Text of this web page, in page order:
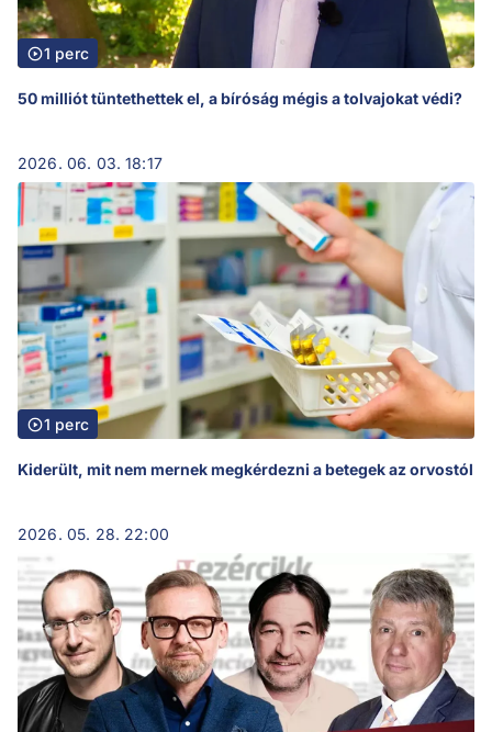
1 perc
50 milliót tüntethettek el, a bíróság mégis a tolvajokat védi?
2026. 06. 03. 18:17
1 perc
Kiderült, mit nem mernek megkérdezni a betegek az orvostól
2026. 05. 28. 22:00